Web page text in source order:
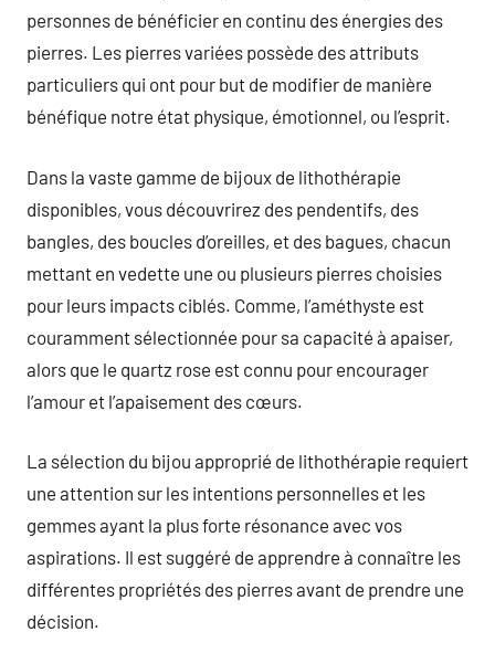
personnes de bénéficier en continu des énergies des
pierres. Les pierres variées possède des attributs
particuliers qui ont pour but de modifier de manière
bénéfique notre état physique, émotionnel, ou l’esprit.
Dans la vaste gamme de bijoux de lithothérapie
disponibles, vous découvrirez des pendentifs, des
bangles, des boucles d’oreilles, et des bagues, chacun
mettant en vedette une ou plusieurs pierres choisies
pour leurs impacts ciblés. Comme, l’améthyste est
couramment sélectionnée pour sa capacité à apaiser,
alors que le quartz rose est connu pour encourager
l’amour et l’apaisement des cœurs.
La sélection du bijou approprié de lithothérapie requiert
une attention sur les intentions personnelles et les
gemmes ayant la plus forte résonance avec vos
aspirations. Il est suggéré de apprendre à connaître les
différentes propriétés des pierres avant de prendre une
décision.